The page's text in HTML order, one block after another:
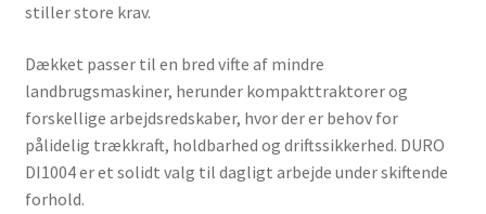
stiller store krav.
Dækket passer til en bred vifte af mindre
landbrugsmaskiner, herunder kompakttraktorer og
forskellige arbejdsredskaber, hvor der er behov for
pålidelig trækkraft, holdbarhed og driftssikkerhed. DURO
DI1004 er et solidt valg til dagligt arbejde under skiftende
forhold.